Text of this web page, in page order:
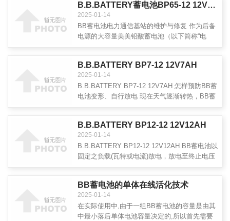
多，其主要区别的测试蓄电池的种类不一样，测
试的蓄电池的容量和端电压不一样，一
B.B.BATTERY蓄电池BP65-12 12V65AH蓄电池电力通信基站的维护与修
2025-01-14
BB蓄电池电力通信基站的维护与修复 作为后备
电源的大容量美美铅酸蓄电池（以下简称“电
和珠三角地区，每周内停三供四的时间很多，甚
至出现停四供三更加严重
B.B.BATTERY BP7-12 12V7AH
2025-01-14
B.B.BATTERY BP7-12 12V7AH 怎样预防BB蓄
电池变形、自行放电 现在天气逐渐转热，BB蓄
同时变形，先做电压检查。如果电压基本正常，
还应测量单格电压判断是否短路，无短路则说明
B.B.BATTERY BP12-12 12V12AH
2025-01-14
B.B.BATTERY BP12-12 12V12AH BB蓄电池以
固定之负载(瓦特或电流)放电，放电至终止电压
时(未放至终止电压)，其放电深度为509%。 放
电电流和放电终止电压如下表: 放电电流(A) 放电
终止电压(V
BB蓄电池的单体在线活化技术
2025-01-14
在实际使用中,由于一组BB蓄电池的容量是由其
中最小落后单体电池容量决定的,所以首先需要